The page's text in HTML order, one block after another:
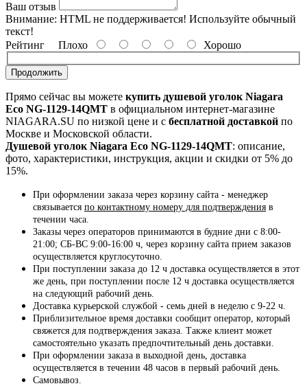
Ваш отзыв
Внимание: HTML не поддерживается! Используйте обычный
текст!
Рейтинг Плохо Хорошо
Продолжить
Прямо сейчас вы можете купить душевой уголок Niagara
Eco NG-1129-14QMT в официальном интернет-магазине
NIAGARA.SU по низкой цене и с бесплатной доставкой по
Москве и Московской области.
Душевой уголок Niagara Eco NG-1129-14QMT: описание,
фото, характеристики, инструкция, акции и скидки от 5% до
15%.
При оформлении заказа через корзину сайта - менеджер
связывается по контактному номеру для подтверждения в
течении часа.
Заказы через операторов принимаются в будние дни с 8:00-
21:00; СБ-ВС 9:00-16:00 ч, через корзину сайта прием заказов
осуществляется круглосуточно.
При поступлении заказа до 12 ч доставка осуществляется в этот
же день, при поступлении после 12 ч доставка осуществляется
на следующий рабочий день.
Доставка курьерской службой - семь дней в неделю с 9-22 ч.
Приблизительное время доставки сообщит оператор, который
свяжется для подтверждения заказа. Также клиент может
самостоятельно указать предпочтительный день доставки.
При оформлении заказа в выходной день, доставка
осуществляется в течении 48 часов в первый рабочий день.
Самовывоз.